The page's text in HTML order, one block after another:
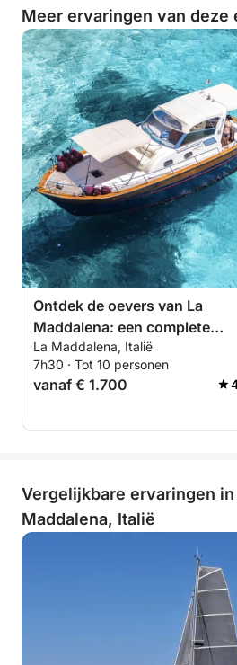
Meer ervaringen van deze
Ontdek de oevers van La
Maddalena: een complete
dagtocht aan boord van een
motorboot
La Maddalena, Italië
7h30 · Tot 10 personen
vanaf € 1.700
Vergelijkbare ervaringen
Maddalena, Italië